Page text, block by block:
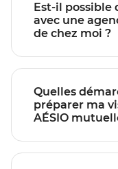
Est-il possible
avec une agence AÉSIO
de chez moi ?
Quelles
préparer ma
AÉSIO